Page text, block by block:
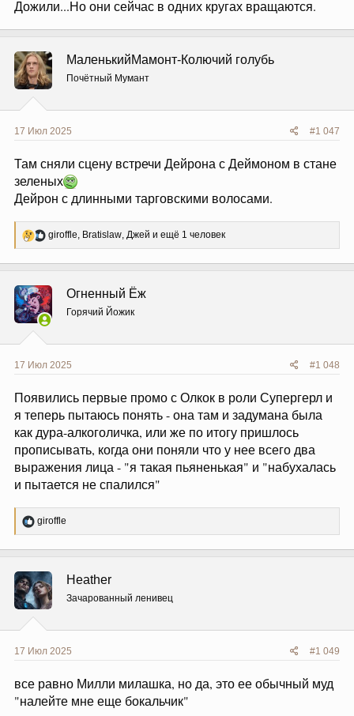
Дожили...Но они сейчас в одних кругах вращаются.
МаленькийМамонт-Колючий голубь
Почётный Мумант
17 Июл 2025 #1 047
Там сняли сцену встречи Дейрона с Деймоном в стане
зеленых
Дейрон с длинными тарговскими волосами.
Р
ц
и
и
:
giroffle Bratislaw Джей и ещё 1 человек
Огненный Ёж
Горячий Йожик
17 Июл 2025 #1 048
Появились первые промо с Олкок в роли Супергерл и
я теперь пытаюсь понять - она там и задумана была
как дура-алкоголичка, или же по итогу пришлось
прописывать, когда они поняли что у нее всего два
выражения лица - "я такая пьяненькая" и "набухалась
и пытается не спалился"
Р
ц
и
и
:
giroffle
Heather
Зачарованный ленивец
17 Июл 2025 #1 049
все равно Милли милашка, но да, это ее обычный муд
"налейте мне еще бокальчик"